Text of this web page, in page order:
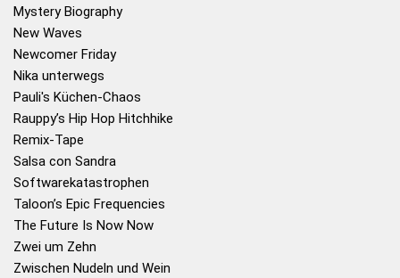
Mystery Biography
New Waves
Newcomer Friday
Nika unterwegs
Pauli's Küchen-Chaos
Rauppy’s Hip Hop Hitchhike
Remix-Tape
Salsa con Sandra
Softwarekatastrophen
Taloon’s Epic Frequencies
The Future Is Now Now
Zwei um Zehn
Zwischen Nudeln und Wein